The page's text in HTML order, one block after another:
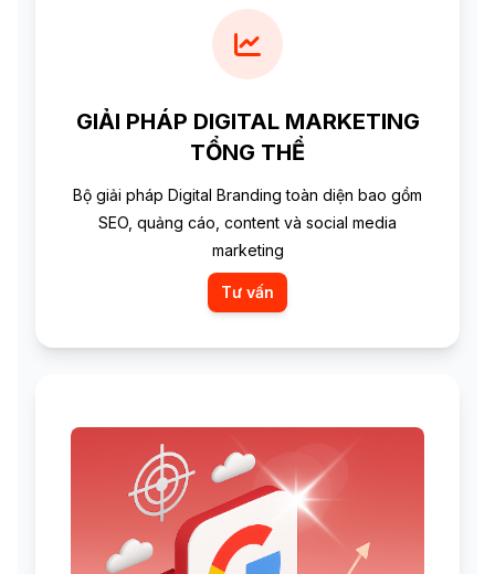
GIẢI PHÁP DIGITAL MARKETING
TỔNG THỂ
Bộ giải pháp Digital Branding toàn diện bao gồm
SEO, quảng cáo, content và social media
marketing
Tư vấn